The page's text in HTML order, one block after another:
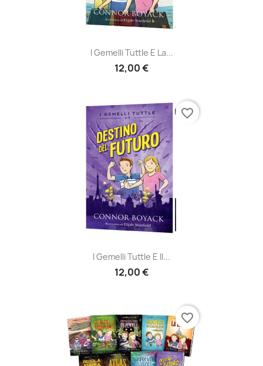
I Gemelli Tuttle E La...
12,00 €
I Gemelli Tuttle E Il...
12,00 €
favorite_border
favorite_border